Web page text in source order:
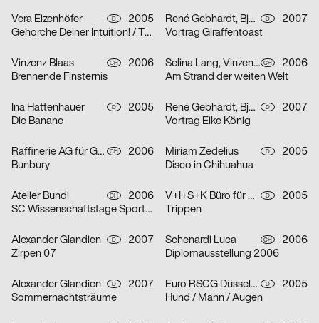
Vera Eizenhöfer D
2005
Gehorche Deiner Intuition! / Traue Deinem Reflex!
René Gebhardt, Björn Kernspeckt, Sebastian Locke D
2007
Vortrag Giraffentoast
Vinzenz Blaas CH
2006
Brennende Finsternis
Selina Lang, Vinzenz Blaas CH
2006
Am Strand der weiten Welt
Ina Hattenhauer D
2005
Die Banane
René Gebhardt, Björn Kernspeckt, Sebastian Locke D
2007
Vortrag Eike König
Raffinerie AG für Gestaltung CH
2006
Bunbury
Miriam Zedelius D
2005
Disco in Chihuahua
Atelier Bundi CH
2006
SC Wissenschaftstage Sport/Biel
V+I+S+K Büro für Visuelle Kommunikation D
2005
Trippen
Alexander Glandien D
2007
Zirpen 07
Schenardi Luca CH
2006
Diplomausstellung 2006
Alexander Glandien D
2007
Sommernachtsträume
Euro RSCG Düsseldorf D
2005
Hund / Mann / Augen